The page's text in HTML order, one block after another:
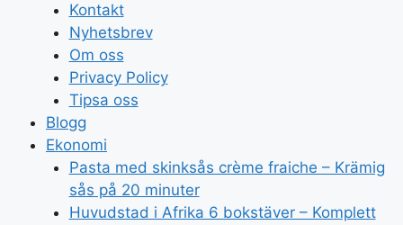
Kontakt
Nyhetsbrev
Om oss
Privacy Policy
Tipsa oss
Blogg
Ekonomi
Pasta med skinksås crème fraiche – Krämig
sås på 20 minuter
Huvudstad i Afrika 6 bokstäver – Komplett